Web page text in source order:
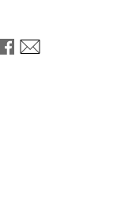
sur LinkedIn
sur Mastodon
Partager sur Bluesky
Partager sur